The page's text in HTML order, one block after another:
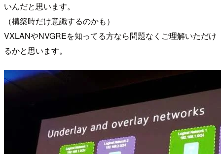
いんだと思います。
（構築時だけ意識するのかも）
VXLANやNVGREを知ってる方なら問題なくご理解いただけ
るかと思います。